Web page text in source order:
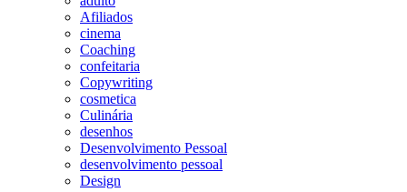
Afiliados
cinema
Coaching
confeitaria
Copywriting
cosmetica
Culinária
desenhos
Desenvolvimento Pessoal
desenvolvimento pessoal
Design